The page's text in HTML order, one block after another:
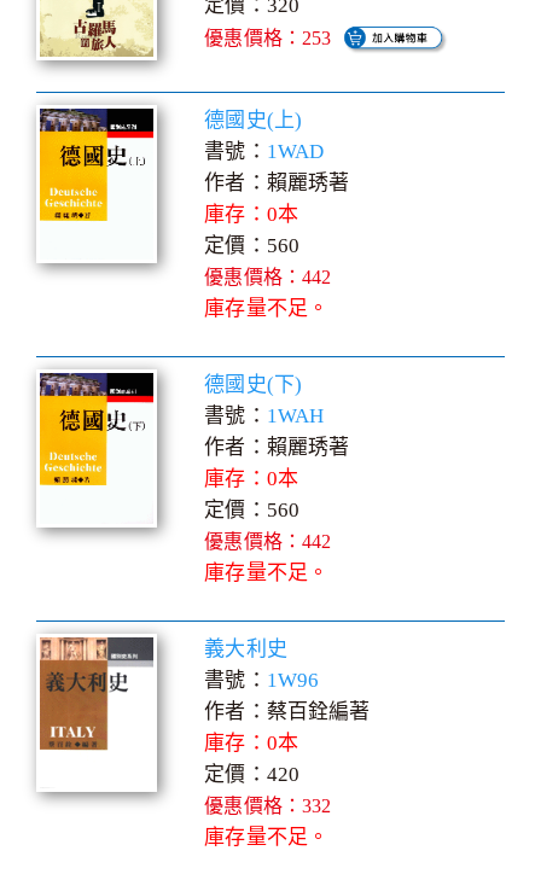
定價：320
優惠價格：253
德國史(上)
書號： 1WAD
作者：賴麗琇著
庫存：0本
定價：560
優惠價格：442
庫存量不足。
德國史(下)
書號： 1WAH
作者：賴麗琇著
庫存：0本
定價：560
優惠價格：442
庫存量不足。
義大利史
書號： 1W96
作者：蔡百銓編著
庫存：0本
定價：420
優惠價格：332
庫存量不足。